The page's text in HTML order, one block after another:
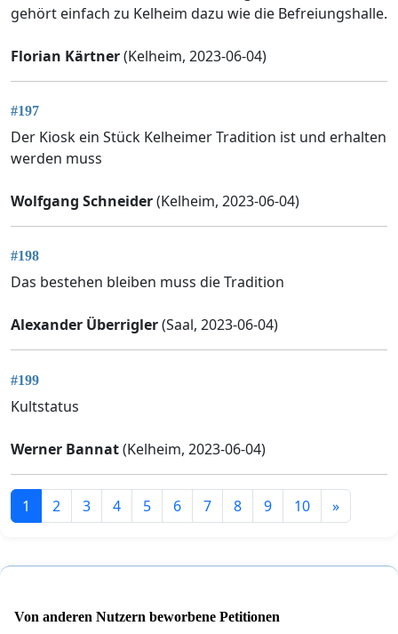
gehört einfach zu Kelheim dazu wie die Befreiungshalle.
Florian Kärtner(Kelheim, 2023-06-04)
#197
Der Kiosk ein Stück Kelheimer Tradition ist und erhalten
werden muss
Wolfgang Schneider(Kelheim, 2023-06-04)
#198
Das bestehen bleiben muss die Tradition
Alexander Überrigler(Saal, 2023-06-04)
#199
Kultstatus
Werner Bannat(Kelheim, 2023-06-04)
1 2 3 4 5 6 7 8 9 10 »
Von anderen Nutzern beworbene Petitionen